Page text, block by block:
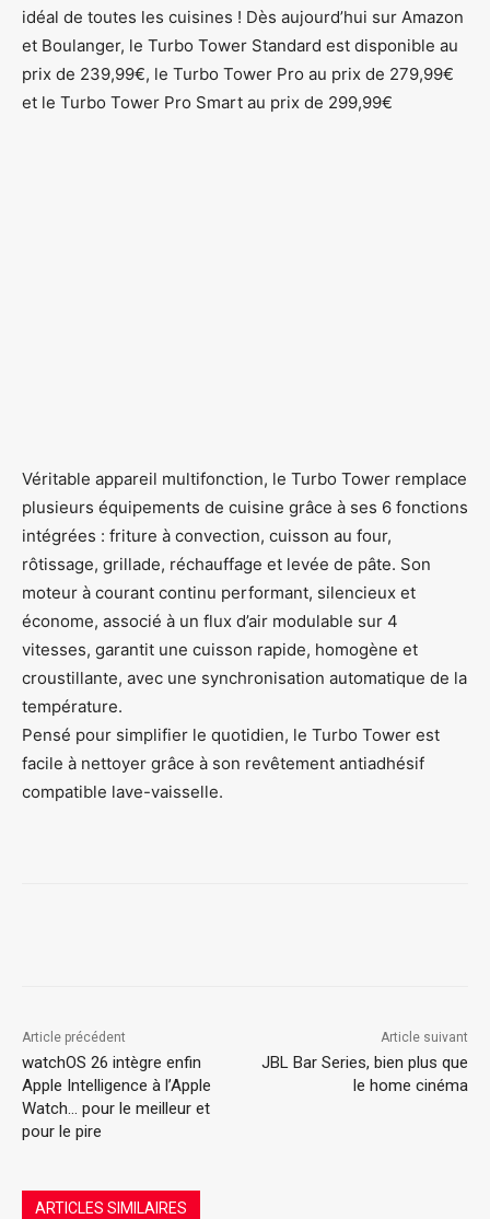
idéal de toutes les cuisines ! Dès aujourd’hui sur Amazon
et Boulanger, le Turbo Tower Standard est disponible au
prix de 239,99€, le Turbo Tower Pro au prix de 279,99€
et le Turbo Tower Pro Smart au prix de 299,99€
Véritable appareil multifonction, le Turbo Tower remplace
plusieurs équipements de cuisine grâce à ses 6 fonctions
intégrées : friture à convection, cuisson au four,
rôtissage, grillade, réchauffage et levée de pâte. Son
moteur à courant continu performant, silencieux et
économe, associé à un flux d’air modulable sur 4
vitesses, garantit une cuisson rapide, homogène et
croustillante, avec une synchronisation automatique de la
température.
Pensé pour simplifier le quotidien, le Turbo Tower est
facile à nettoyer grâce à son revêtement antiadhésif
compatible lave-vaisselle.
Article précédent
watchOS 26 intègre enfin
Apple Intelligence à l’Apple
Watch… pour le meilleur et
pour le pire
Article suivant
JBL Bar Series, bien plus que
le home cinéma
ARTICLES SIMILAIRES